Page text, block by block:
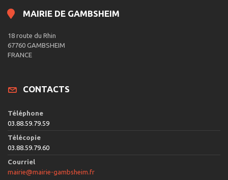
MAIRIE DE GAMBSHEIM
18 route du Rhin
67760 GAMBSHEIM
FRANCE
CONTACTS
Téléphone
03.88.59.79.59
Télécopie
03.88.59.79.60
Courriel
mairie@mairie-gambsheim.fr